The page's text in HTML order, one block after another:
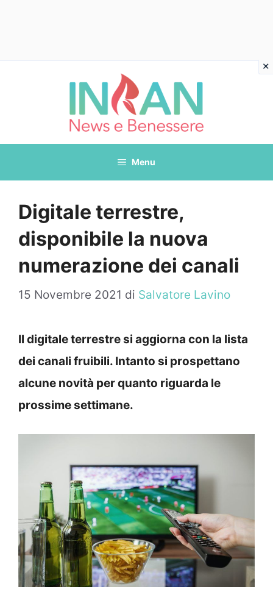
Menu
Digitale terrestre,
disponibile la nuova
numerazione dei canali
15 Novembre 2021 di Salvatore Lavino
Il digitale terrestre si aggiorna con la lista
dei canali fruibili. Intanto si prospettano
alcune novità per quanto riguarda le
prossime settimane.